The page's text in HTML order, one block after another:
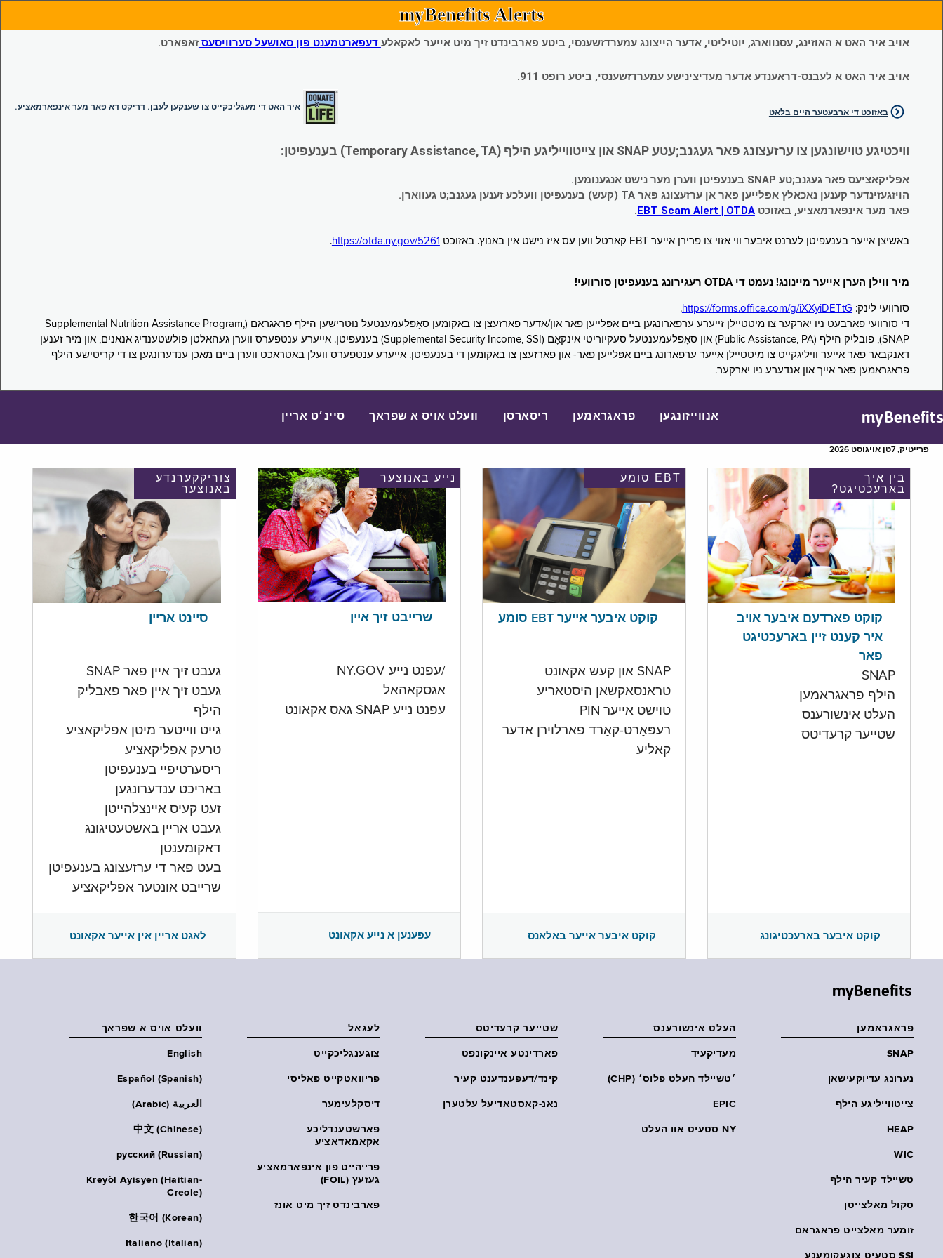
myBenefits Alerts
אויב איר האט א האוזינג, עסנווארג, יוטיליטי, אדער הייצונג עמערדזשענסי, ביטע פארבינדט זיך מיט אייער לאקאלע דעפארטמענט פון סאושעל סערוויסעסזאפארט.
אויב איר האט א לעבנס-דראענדע אדער מעדיצינישע עמערדזשענסי, ביטע רופט 911.
איר האט די מעגליכקייט צו שענקען לעבן. דריקט דא פאר מער אינפארמאציע.
באזוכט די ארבעטער היים בלאט
וויכטיגע טוישונגען צו ערזעצונג פאר געגנב;עטע SNAP און צייטווייליגע הילף (Temporary Assistance, TA) בענעפיטן:
אפליקאציעס פאר געגנב;טע SNAP בענעפיטן ווערן מער נישט אנגענומען.
הויזגעזינדער קענען נאכאלץ אפּלייען פאר אן ערזעצונג פאר TA (קעש) בענעפיטן וועלכע זענען געגנב;ט געווארן.
פאר מער אינפארמאציע, באזוכטEBT Scam Alert | OTDA
.
באשיצן אייער בענעפיטן לערנט איבער ווי אזוי צו פרירן אייער EBT קארטל ווען עס איז נישט אין באנוץ. באזוכט https://otda.ny.gov/5261
.
מיר ווילן הערן אייער מיינונג! נעמט די OTDA רעגירונג בענעפיטן סורוועי!
סורוועי לינק: https://forms.office.com/g/iXXyiDETtG
.
די סורוועי פארבעט ניו יארקער צו מיטטיילן זייערע ערפארונגען ביים אפּלייען פאר און/אדער פארזעצן צו באקומען סאָפּלעמענטעל נוּטרישען הילף פראגראם (Supplemental Nutrition Assistance Program,
SNAP), פובליק הילף (Public Assistance, PA) און סאָפּלעמענטעל סעקיוריטי אינקאָם (Supplemental Security Income, SSI) בענעפיטן. אייערע ענטפערס ווערן געהאלטן פולשטענדיג אנאנים, און מיר זענען
דאנקבאר פאר אייער וויליגקייט צו מיטטיילן אייער ערפארונג ביים אפּלייען פאר- און פארזעצן צו באקומען די בענעפיטן. אייערע ענטפערס וועלן באטראכט ווערן ביים מאכן ענדערונגען צו די קריטישע הילף
פראגראמען פאר אייך און אנדערע ניו יארקער.
myBenefits אנווייזונגען פראגראמען ריסארסן וועלט אויס א שפראך סיינ׳ט אריין
פֿרײַטיק, 7טן אויגוסט 2026
צוריקקערנדע
באנוצער
סיינט אריין
געבט זיך איין פאר SNAP
געבט זיך איין פאר פאבליק
הילף
גייט ווייטער מיטן אפליקאציע
טרעק אפליקאציע
ריסערטיפיי בענעפיטן
באריכט ענדערונגען
זעט קעיס איינצלהייטן
געבט אריין באשטעטיגונג
דאקומענטן
בעט פאר די ערזעצונג בענעפיטן
שרייבט אונטער אפליקאציע
לאגט אריין אין אייער אקאונט
נייע באנוצער
שרייבט זיך איין
/עפנט נייע NY.GOV
אגסקאהאל
עפנט נייע SNAP גאס אקאונט
עפענען א נייע אקאונט
EBT סומע
קוקט איבער אייער EBT סומע
SNAP און קעש אקאונט
טראנסאקשאן היסטאריע
טוישט אייער PIN
רעפּאָרט-קאַרד פארלוירן אדער
קאליע
קוקט איבער אייער באלאנס
בין איך
בארעכטיגט?
קוקט פארדעם איבער אויב
איר קענט זיין בארעכטיגט
פאר
SNAP
הילף פראגראמען
העלט אינשורענס
שטייער קרעדיטס
קוקט איבער בארעכטיגונג
myBenefits
פראגראמען
SNAP
נערונג עדיוקעישאן
צייטווייליגע הילף
HEAP
WIC
טשיילד קעיר הילף
סקול מאלצייטן
זומער מאלצייט פראגראם
SSI סטעיט צוגעקומענע
העלט אינשורענס
מעדיקעיד
׳טשיילד העלט פּלוס׳ (CHP)
EPIC
NY סטעיט אוו העלט
שטייער קרעדיטס
פארדינטע איינקונפט
קינד/דעפענדענט קעיר
נאנ-קאסטאדיעל עלטערן
לעגאל
צוגענגליכקייט
פּריוואטקייט פּאליסי
דיסקלעימער
פארשטענדליכע
אקאמאדאציע
פרייהייט פון אינפארמאציע
געזעץ (FOIL)
פארבינדט זיך מיט אונז
וועלט אויס א שפראך
English
Español (Spanish)
العربية (Arabic)
中文 (Chinese)
русский (Russian)
Kreyòl Ayisyen (Haitian-
Creole)
한국어 (Korean)
Italiano (Italian)